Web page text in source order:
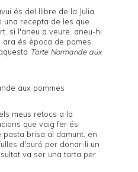
és del llibre de la Julia
una recepta de les que
si l'aneu a veure, aneu-hi
és època de pomes,
Tarte Normande aux
meus retocs a la
que vaig fer és
brisa al damunt, en
d'auró per donar-li un
va ser una tarta per